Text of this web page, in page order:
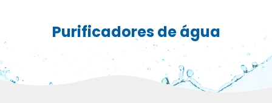
Purificadores de água